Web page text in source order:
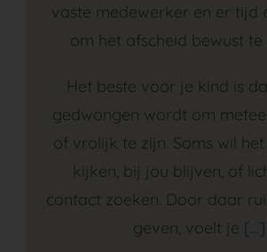
vaste medewerker en er tijd
om het afscheid bewust te
Het beste voor je kind is
gedwongen wordt om
of vrolijk te zijn. Soms wil
kijken, bij jou blijven, of
contact zoeken. Door daar
geven, voelt je […]